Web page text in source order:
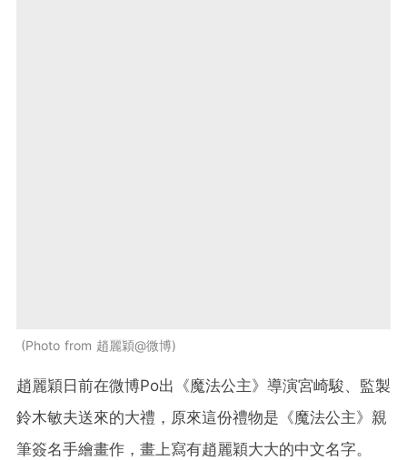
Photo from 趙麗穎@微博
趙麗穎日前在微博Po出《魔法公主》導演宮崎駿、監製
鈴木敏夫送來的大禮，原來這份禮物是《魔法公主》親
筆簽名手繪畫作，畫上寫有趙麗穎大大的中文名字。